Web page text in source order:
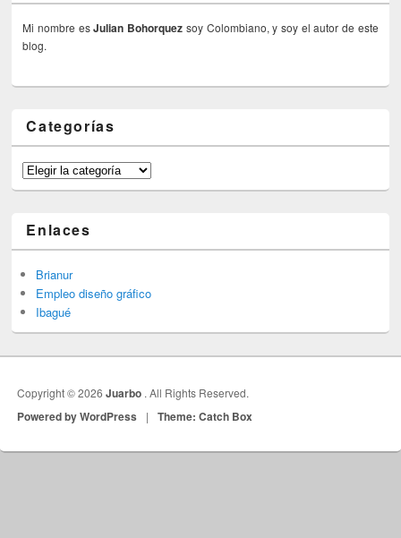
Mi nombre esJulian Bohorquez soy Colombiano, y soy el autor de este
blog.
Categorías
Categorías
Enlaces
Brianur
Empleo diseño gráfico
Ibagué
Copyright © 2026Juarbo . All Rights Reserved.
Powered by WordPress | Theme: Catch Box